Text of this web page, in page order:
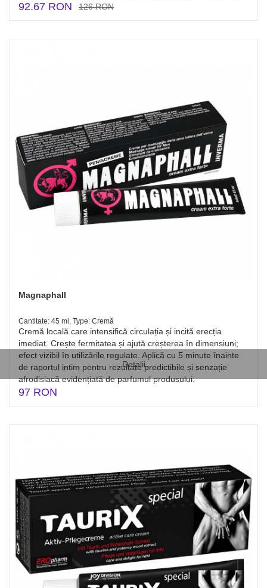
92.67 RON 126 RON
Detalii
Magnaphall
Cantitate: 45 ml, Type: Cremă
Cremă locală care intensifică circulația și incită erecția
imediat. Crește fermitatea și ajută creșterea în dimensiuni;
efect vizibil în utilizările regulate. Aplică cu 5 minute înainte
de raportul intim pentru rezultate predictibile și senzație
afrodisiacă evidențiată de parfumul produsului.
97 RON